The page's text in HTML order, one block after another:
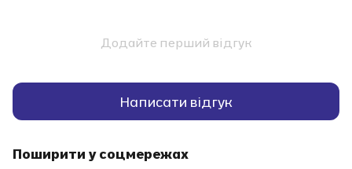
Додайте перший відгук
Написати відгук
Поширити у соцмережах